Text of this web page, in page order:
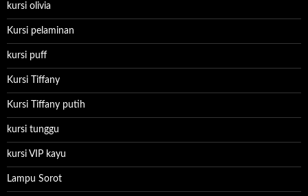
kursi olivia
Kursi pelaminan
kursi puff
Kursi Tiffany
Kursi Tiffany putih
kursi tunggu
kursi VIP kayu
Lampu Sorot